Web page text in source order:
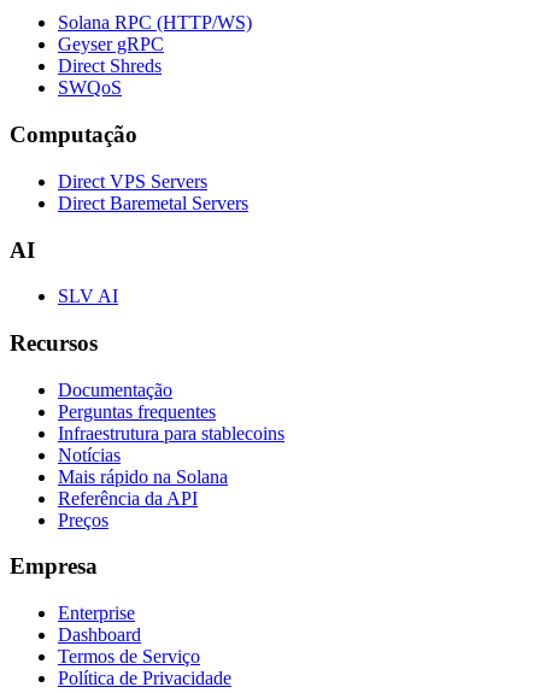
Solana RPC (HTTP/WS)
Geyser gRPC
Direct Shreds
SWQoS
Computação
Direct VPS Servers
Direct Baremetal Servers
AI
SLV AI
Recursos
Documentação
Perguntas frequentes
Infraestrutura para stablecoins
Notícias
Mais rápido na Solana
Referência da API
Preços
Empresa
Enterprise
Dashboard
Termos de Serviço
Política de Privacidade